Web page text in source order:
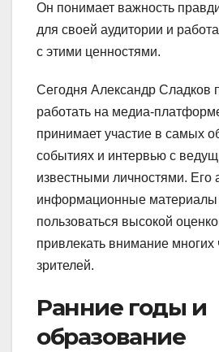
Он понимает важность
для своей аудитории и
с этими ценностями.
Сегодня Александр Сладков
работать на медиа-
принимает участие в самых
событиях и интервью с
известными личностями. Его
информационные
пользоваться высокой
привлекать внимание многих
зрителей.
Ранние годы и
образование